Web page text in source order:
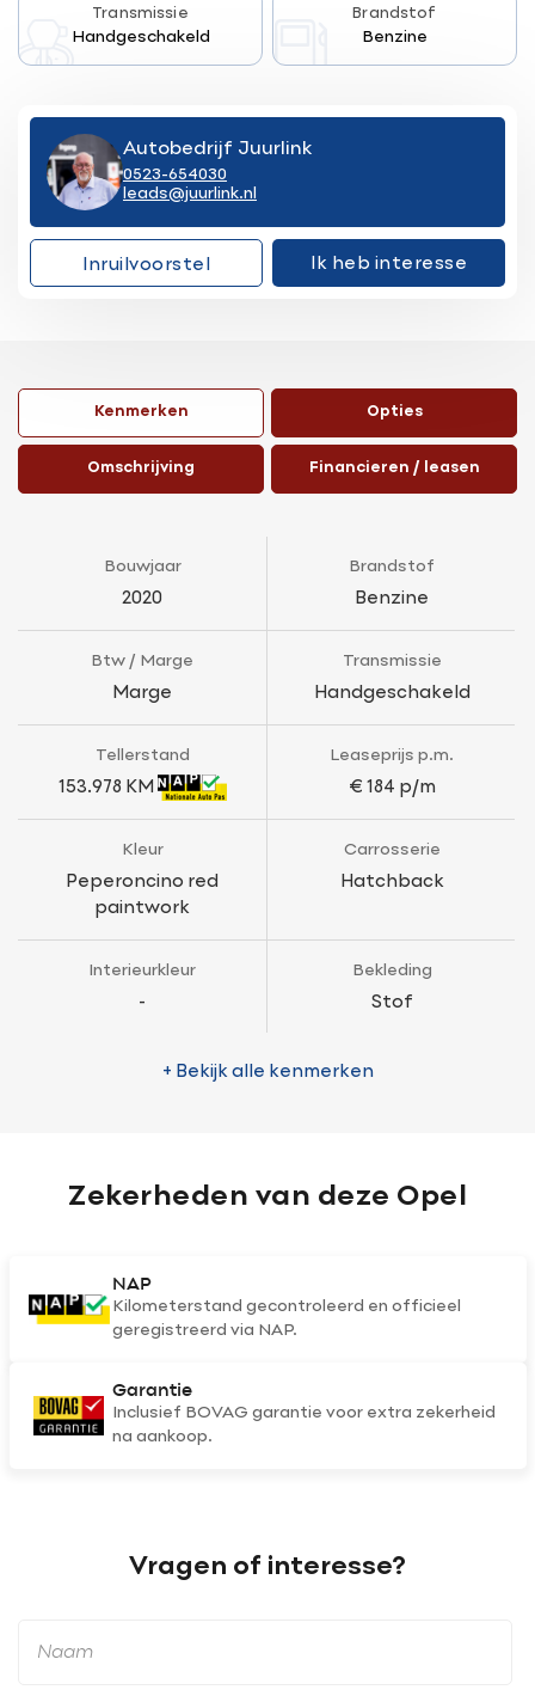
Transmissie
Handgeschakeld
Brandstof
Benzine
Autobedrijf Juurlink
0523-654030
leads@juurlink.nl
Inruilvoorstel Ik heb interesse
Kenmerken Opties
Omschrijving Financieren / leasen
Bouwjaar
2020
Brandstof
Benzine
Btw / Marge
Marge
Transmissie
Handgeschakeld
Tellerstand
153.978 KM
Leaseprijs p.m.
€ 184 p/m
Kleur
Peperoncino red
paintwork
Carrosserie
Hatchback
Interieurkleur
-
Bekleding
Stof
+ Bekijk alle kenmerken
Zekerheden van deze Opel
NAP
Kilometerstand gecontroleerd en officieel
geregistreerd via NAP.
Garantie
Inclusief BOVAG garantie voor extra zekerheid
na aankoop.
Vragen of interesse?